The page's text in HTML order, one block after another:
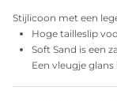
Stijlicoon met een
Hoge tailleslip
Soft Sand is een
Een vleugje